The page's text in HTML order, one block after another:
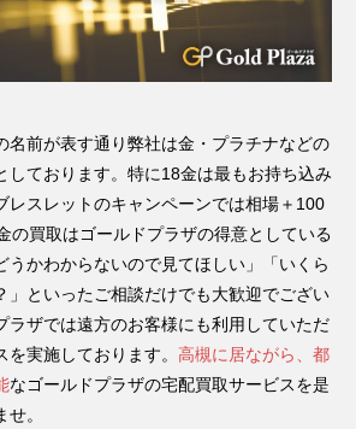
名前が表す通り弊社は金・プラチナなどの
しております。特に18金は最もお持ち込み
レスレットのキャンペーンでは相場＋100
の買取はゴールドプラザの得意としている
うかわからないので見てほしい」「いくら
」といったご相談だけでも大歓迎でござい
ラザでは遠方のお客様にも利用していただ
実施しております。 高槻に居ながら、都
なゴールドプラザの宅配買取サービスを是
。